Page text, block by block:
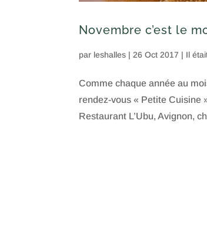
Novembre c’est le
par leshalles | 26 Oct 2017 | Il
Comme chaque année au
rendez-vous « Petite Cuisine
Restaurant L’Ubu, Avignon,